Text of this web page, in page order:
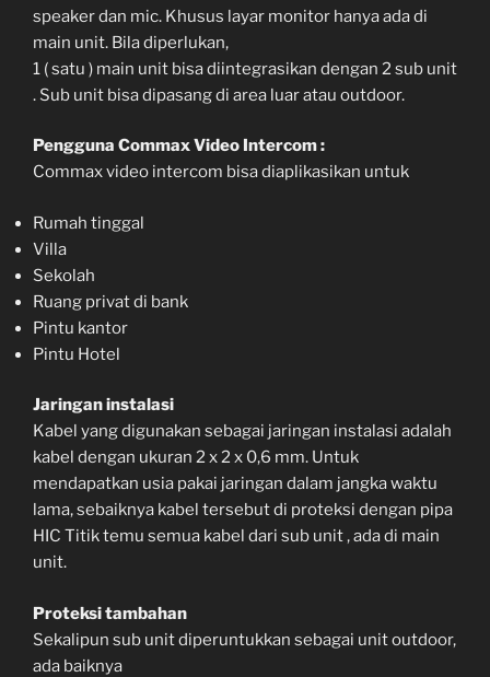
speaker dan mic. Khusus layar monitor hanya ada di
main unit. Bila diperlukan,
1 ( satu ) main unit bisa diintegrasikan dengan 2 sub unit
. Sub unit bisa dipasang di area luar atau outdoor.
Pengguna Commax Video Intercom :
Commax video intercom bisa diaplikasikan untuk
Rumah tinggal
Villa
Sekolah
Ruang privat di bank
Pintu kantor
Pintu Hotel
Jaringan instalasi
Kabel yang digunakan sebagai jaringan instalasi adalah
kabel dengan ukuran 2 x 2 x 0,6 mm. Untuk
mendapatkan usia pakai jaringan dalam jangka waktu
lama, sebaiknya kabel tersebut di proteksi dengan pipa
HIC Titik temu semua kabel dari sub unit , ada di main
unit.
Proteksi tambahan
Sekalipun sub unit diperuntukkan sebagai unit outdoor,
ada baiknya